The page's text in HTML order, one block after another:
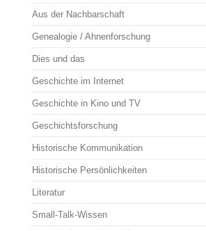
Aus der Nachbarschaft
Genealogie / Ahnenforschung
Dies und das
Geschichte im Internet
Geschichte in Kino und TV
Geschichtsforschung
Historische Kommunikation
Historische Persönlichkeiten
Literatur
Small-Talk-Wissen